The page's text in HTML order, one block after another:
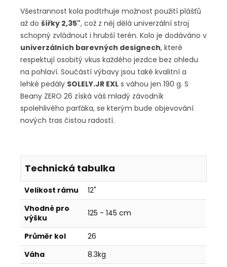
Všestrannost kola podtrhuje možnost použití plášťů
až do šířky 2,35", což z něj dělá univerzální stroj
schopný zvládnout i hrubší terén. Kolo je dodáváno v
univerzálních barevných designech, které
respektují osobitý vkus každého jezdce bez ohledu
na pohlaví. Součástí výbavy jsou také kvalitní a
lehké pedály SOLELY.JR EXL s váhou jen 190 g. S
Beany ZERO 26 získá váš mladý závodník
spolehlivého parťáka, se kterým bude objevování
nových tras čistou radostí.
Technická tabulka
Velikost rámu
12"
Vhodné pro
výšku
125 - 145 cm
Průměr kol
26
Váha
8.3kg